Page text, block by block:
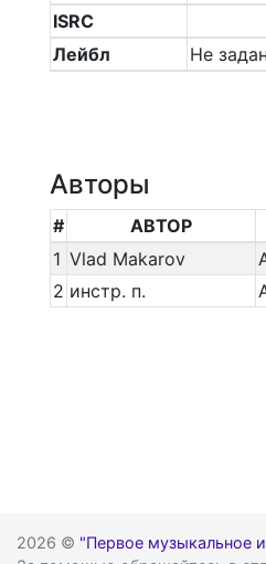
ISRC
Лейбл
Не задан
Авторы
# АВТОР
1 Vlad Makarov
2 инстр. п.
2026 © "Первое музыкальное